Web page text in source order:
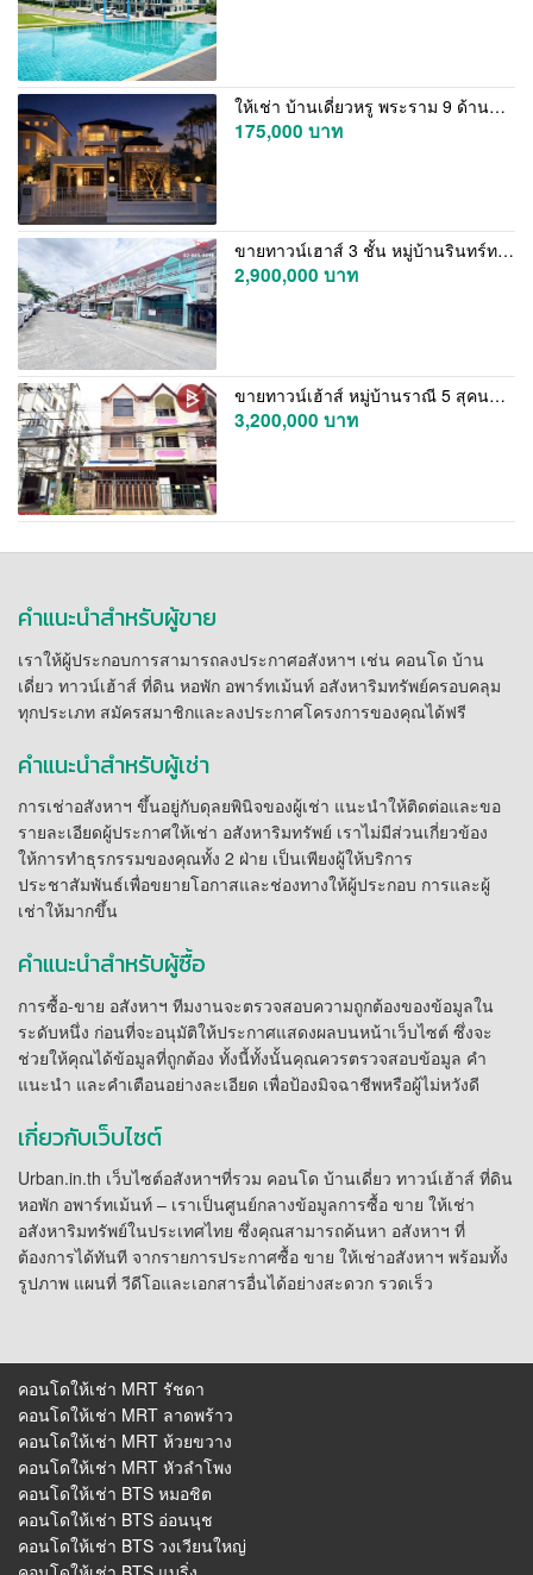
ให้เช่า บ้านเดี่ยวหรู พระราม 9 ด้านหลัง The Nine Tower 5 ห้องนอน 3 ห้องน้ำ 1 ห้องแม่บ้าน ห้องน้ำ เฟอร์นิเจอร์ครบ
175,000 บาท
ขายทาวน์เฮาส์ 3 ชั้น หมู่บ้านรินทร์ทอง รามคำแหง 190 มีนบุรี 21.9 ตร.ว. ใกล้รถไฟฟ้าสายสีชมพู
2,900,000 บาท
ขายทาวน์เฮ้าส์ หมู่บ้านราณี 5 สุคนธสวัสดิ์ ลาดพร้าว กรุงเทพมหานคร
3,200,000 บาท
คำแนะนำสำหรับผู้ขาย
เราให้ผู้ประกอบการสามารถลงประกาศอสังหาฯ เช่น คอนโด บ้าน
เดี่ยว ทาวน์เฮ้าส์ ที่ดิน หอพัก อพาร์ทเม้นท์ อสังหาริมทรัพย์ครอบคลุม
ทุกประเภท สมัครสมาชิกและลงประกาศโครงการของคุณได้ฟรี
คำแนะนำสำหรับผู้เช่า
การเช่าอสังหาฯ ขึ้นอยู่กับดุลยพินิจของผู้เช่า แนะนำให้ติดต่อและขอ
รายละเอียดผู้ประกาศให้เช่า อสังหาริมทรัพย์ เราไม่มีส่วนเกี่ยวข้อง
ให้การทำธุรกรรมของคุณทั้ง 2 ฝ่าย เป็นเพียงผู้ให้บริการ
ประชาสัมพันธ์เพื่อขยายโอกาสและช่องทางให้ผู้ประกอบ การและผู้
เช่าให้มากขึ้น
คำแนะนำสำหรับผู้ซื้อ
การซื้อ-ขาย อสังหาฯ ทีมงานจะตรวจสอบความถูกต้องของข้อมูลใน
ระดับหนึ่ง ก่อนที่จะอนุมัติให้ประกาศแสดงผลบนหน้าเว็บไซต์ ซึ่งจะ
ช่วยให้คุณได้ข้อมูลที่ถูกต้อง ทั้งนี้ทั้งนั้นคุณควรตรวจสอบข้อมูล คำ
แนะนำ และคำเตือนอย่างละเอียด เพื่อป้องมิจฉาชีพหรือผู้ไม่หวังดี
เกี่ยวกับเว็บไซต์
Urban.in.th เว็บไซต์อสังหาฯที่รวม คอนโด บ้านเดี่ยว ทาวน์เฮ้าส์ ที่ดิน
หอพัก อพาร์ทเม้นท์ – เราเป็นศูนย์กลางข้อมูลการซื้อ ขาย ให้เช่า
อสังหาริมทรัพย์ในประเทศไทย ซึ่งคุณสามารถค้นหา อสังหาฯ ที่
ต้องการได้ทันที จากรายการประกาศซื้อ ขาย ให้เช่าอสังหาฯ พร้อมทั้ง
รูปภาพ แผนที่ วีดีโอและเอกสารอื่นได้อย่างสะดวก รวดเร็ว
คอนโดให้เช่า MRT รัชดา
คอนโดให้เช่า MRT ลาดพร้าว
คอนโดให้เช่า MRT ห้วยขวาง
คอนโดให้เช่า MRT หัวลําโพง
คอนโดให้เช่า BTS หมอชิต
คอนโดให้เช่า BTS อ่อนนุช
คอนโดให้เช่า BTS วงเวียนใหญ่